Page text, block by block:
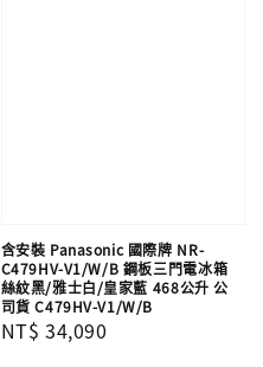
含安裝 Panasonic 國際牌 NR-
C479HV-V1/W/B 鋼板三門電冰箱
絲紋黑/雅士白/皇家藍 468公升 公
司貨 C479HV-V1/W/B
Regular
NT$ 34,090